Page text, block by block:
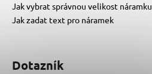
Jak vybrat správnou velikost náramku
Jak zadat text pro náramek
Dotazník